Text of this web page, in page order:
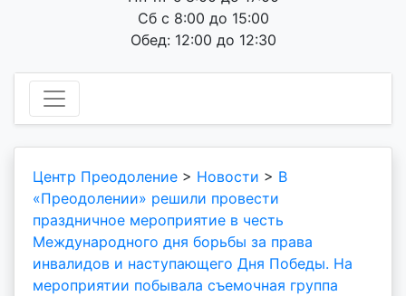
Сб с 8:00 до 15:00
Обед: 12:00 до 12:30
Центр Преодоление > Новости > В
«Преодолении» решили провести
праздничное мероприятие в честь
Международного дня борьбы за права
инвалидов и наступающего Дня Победы. На
мероприятии побывала съемочная группа